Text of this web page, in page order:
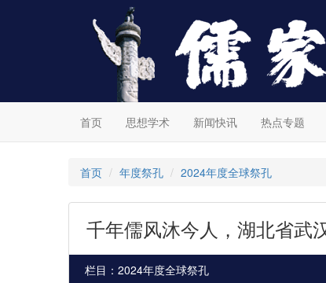
首页 思想学术 新闻快讯 热点专题
首页 年度祭孔 2024年度全球祭孔
千年儒风沐今人，湖北省武
栏目：2024年度全球祭孔